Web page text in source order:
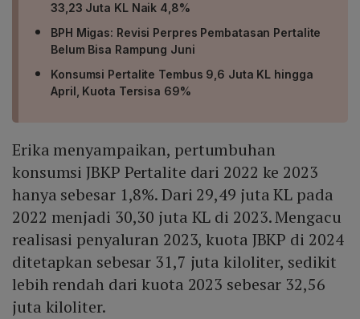
33,23 Juta KL Naik 4,8%
BPH Migas: Revisi Perpres Pembatasan Pertalite
Belum Bisa Rampung Juni
Konsumsi Pertalite Tembus 9,6 Juta KL hingga
April, Kuota Tersisa 69%
Erika menyampaikan, pertumbuhan
konsumsi JBKP Pertalite dari 2022 ke 2023
hanya sebesar 1,8%. Dari 29,49 juta KL pada
2022 menjadi 30,30 juta KL di 2023. Mengacu
realisasi penyaluran 2023, kuota JBKP di 2024
ditetapkan sebesar 31,7 juta kiloliter, sedikit
lebih rendah dari kuota 2023 sebesar 32,56
juta kiloliter.